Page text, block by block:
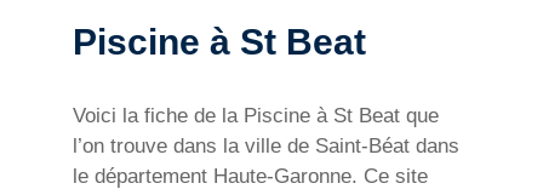
Piscine à St Beat
Voici la fiche de la Piscine à St Beat que
l’on trouve dans la ville de Saint-Béat dans
le département Haute-Garonne. Ce site